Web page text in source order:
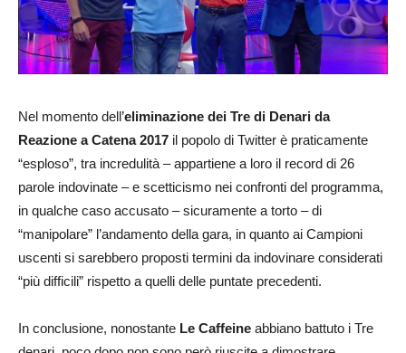
Nel momento dell’eliminazione dei Tre di Denari da
Reazione a Catena 2017 il popolo di Twitter è praticamente
“esploso”, tra incredulità – appartiene a loro il record di 26
parole indovinate – e scetticismo nei confronti del programma,
in qualche caso accusato – sicuramente a torto – di
“manipolare” l’andamento della gara, in quanto ai Campioni
uscenti si sarebbero proposti termini da indovinare considerati
“più difficili” rispetto a quelli delle puntate precedenti.
In conclusione, nonostante Le Caffeine abbiano battuto i Tre